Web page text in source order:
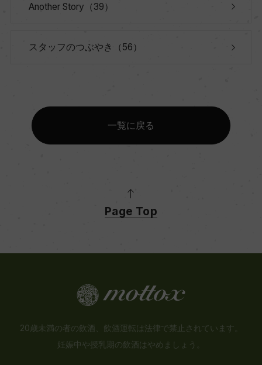
Another Story（39）
スタッフのつぶやき（56）
一覧に戻る
Page Top
20歳未満の者の飲酒、飲酒運転は法律で禁止されています。
妊娠中や授乳期の飲酒はやめましょう。